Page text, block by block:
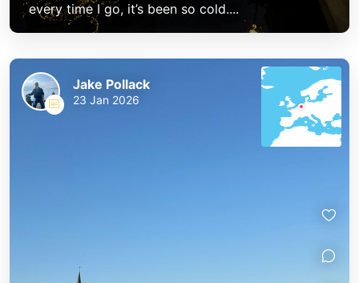
every time I go, it’s been so cold....
Jake Pollack
23 Jan 2026